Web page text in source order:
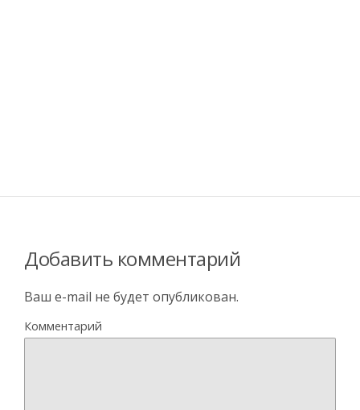
Добавить комментарий
Ваш e-mail не будет опубликован.
Комментарий